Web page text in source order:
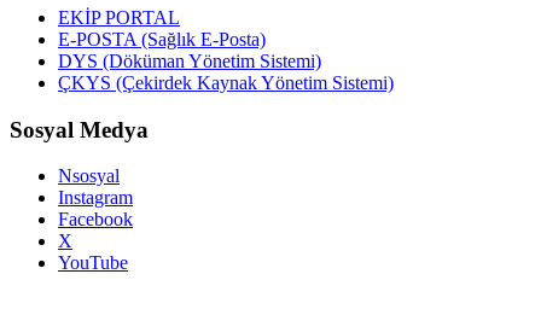
EKİP PORTAL
E-POSTA (Sağlık E-Posta)
DYS (Döküman Yönetim Sistemi)
ÇKYS (Çekirdek Kaynak Yönetim Sistemi)
Sosyal Medya
Nsosyal
Instagram
Facebook
X
YouTube